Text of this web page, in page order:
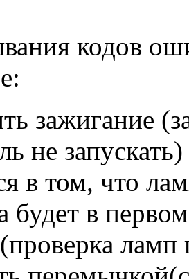
кодов
зажигание
не запускать)
в том, что
будет в
ламп